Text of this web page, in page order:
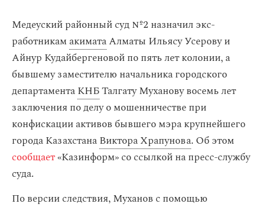
Медеуский районный суд №2 назначил экс-
работникамакиматаАлматы Ильясу Усерову и
Айнур Кудайбергеновой по пять лет колонии, а
бывшему заместителю начальника городского
департаментаКНБТалгату Муханову восемь лет
заключения по делу о мошенничестве при
конфискации активов бывшего мэра крупнейшего
города КазахстанаВиктора Храпунова. Об этом
сообщает«Казинформ» со ссылкой на пресс-службу
суда.
По версии следствия, Муханов с помощью